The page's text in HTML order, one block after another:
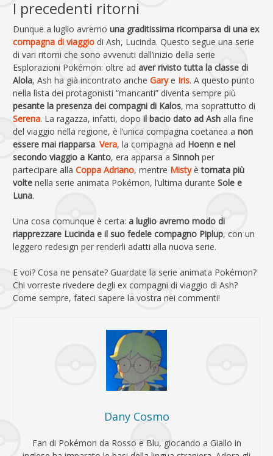
I precedenti ritorni
Dunque a luglio avremo una graditissima ricomparsa di una ex
compagna di viaggio di Ash, Lucinda. Questo segue una serie
di vari ritorni che sono avvenuti dall’inizio della serie
Esplorazioni Pokémon: oltre ad aver rivisto tutta la classe di
Alola, Ash ha già incontrato anche Garye Iris. A questo punto
nella lista dei protagonisti “mancanti” diventa sempre più
pesante la presenza dei compagni di Kalos, ma soprattutto di
Serena. La ragazza, infatti, dopo il bacio dato ad Ash alla fine
del viaggio nella regione, è l’unica compagna coetanea a non
essere mai riapparsa. Vera, la compagna ad Hoenn e nel
secondo viaggio a Kanto, era apparsa a Sinnoh per
partecipare alla Coppa Adriano, mentre Mistyètornata più
volte nella serie animata Pokémon, l’ultima durante Sole e
Luna.
Una cosa comunque è certa: a luglio avremo modo di
riapprezzare Lucinda e il suo fedele compagno Piplup, con un
leggero redesign per renderli adatti alla nuova serie.
E voi? Cosa ne pensate? Guardate la serie animata Pokémon?
Chi vorreste rivedere degli ex compagni di viaggio di Ash?
Come sempre, fateci sapere la vostra nei commenti!
Dany Cosmo
Fan di Pokémon da Rosso e Blu, giocando a Giallo in